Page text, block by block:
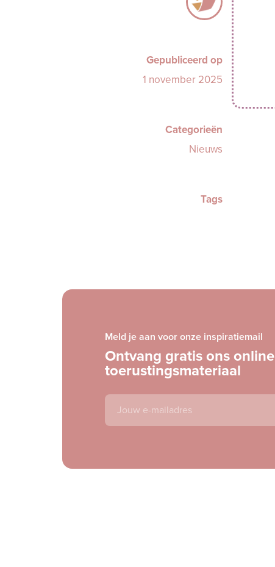
Gepubliceerd op
1 november 2025
Categorieën
Nieuws
Tags
Meld je aan voor onze inspiratiemail
Ontvang gratis ons online
toerustingsmateriaal
mailadres